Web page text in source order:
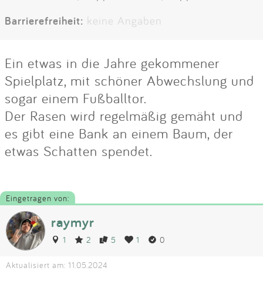
Barrierefreiheit: keine Angaben
Ein etwas in die Jahre gekommener
Spielplatz, mit schöner Abwechslung und
sogar einem Fußballtor.
Der Rasen wird regelmäßig gemäht und
es gibt eine Bank an einem Baum, der
etwas Schatten spendet.
Eingetragen von:
raymyr
1 2 5 1 0
Aktualisiert am: 11.05.2024